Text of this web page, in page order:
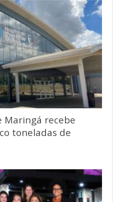
Maringá recebe
toneladas de